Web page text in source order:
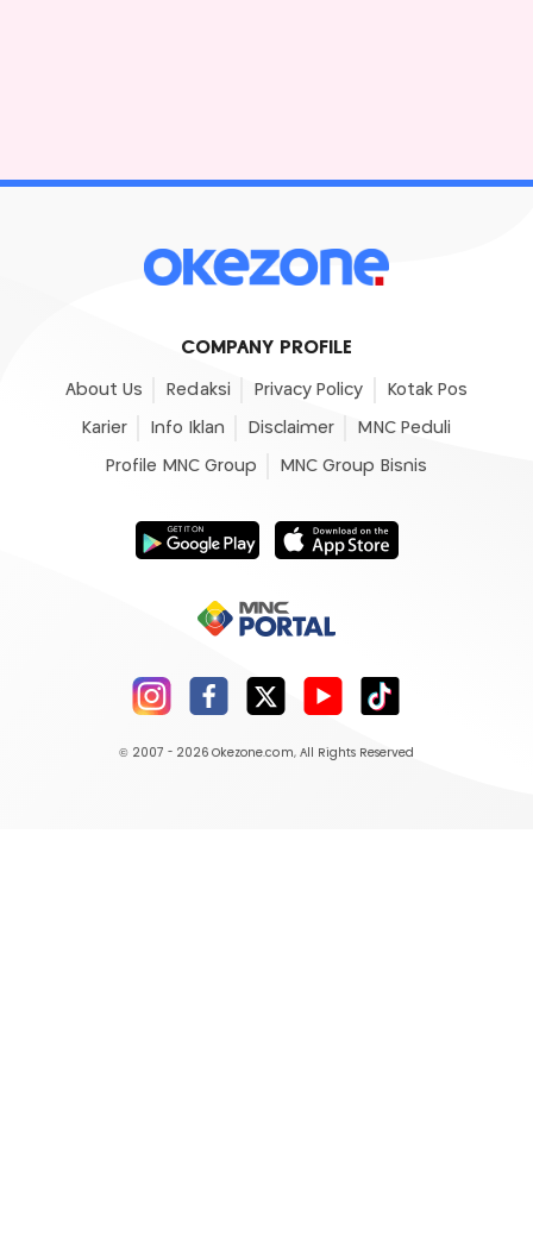
COMPANY PROFILE
About Us Redaksi Privacy Policy Kotak Pos
Karier Info Iklan Disclaimer MNC Peduli
Profile MNC Group MNC Group Bisnis
© 2007 - 2026 Okezone.com, All Rights Reserved